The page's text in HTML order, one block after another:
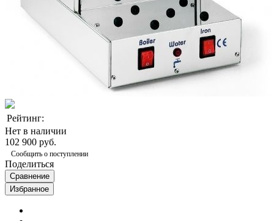
Рейтинг:
Нет в наличии
102 900 руб.
Сообщить о поступлении
Поделиться
Сравнение
Избранное